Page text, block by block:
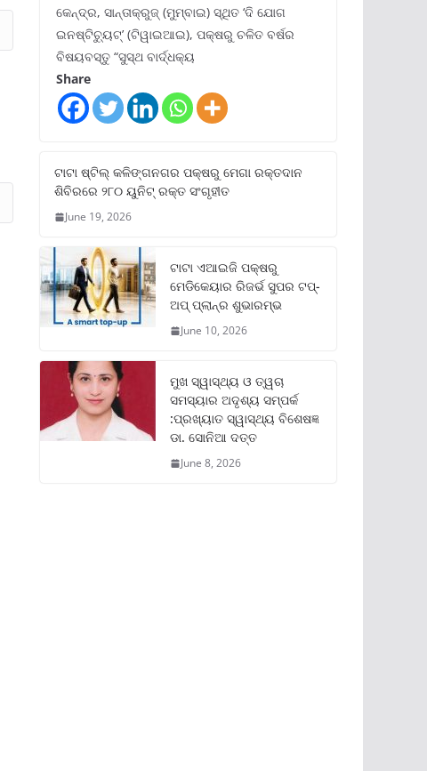
କେନ୍ଦ୍ର, ସାନ୍ତାକ୍ରୁଜ୍ (ମୁମ୍ବାଇ) ସ୍ଥିତ ‘ଦି ଯୋଗ
ଇନଷ୍ଟିଚ୍ୟୁଟ୍‌’ (ଟିୱାଇଆଇ), ପକ୍ଷରୁ ଚଳିତ ବର୍ଷର
ବିଷୟବସ୍ତୁ “ସୁସ୍ଥ ବାର୍ଦ୍ଧକ୍ୟ
Share
ଟାଟା ଷ୍ଟିଲ୍‌ କଳିଙ୍ଗନଗର ପକ୍ଷରୁ ମେଗା ରକ୍ତଦାନ
ଶିବିରରେ ୨୮୦ ୟୁନିଟ୍‌ ରକ୍ତ ସଂଗୃହୀତ
June 19, 2026
ଟାଟା ଏଆଇଜି ପକ୍ଷରୁ
ମେଡିକେୟାର ରିଜର୍ଭ ସୁପର ଟପ୍‌-
ଅପ୍ ପ୍ଲାନ୍‌ର ଶୁଭାରମ୍ଭ
June 10, 2026
ମୁଖ ସ୍ୱାସ୍ଥ୍ୟ ଓ ତ୍ୱଚା
ସମସ୍ୟାର ଅଦୃଶ୍ୟ ସମ୍ପର୍କ
:ପ୍ରଖ୍ୟାତ ସ୍ୱାସ୍ଥ୍ୟ ବିଶେଷଜ୍ଞ
ଡା. ସୋନିଆ ଦତ୍ତ
June 8, 2026